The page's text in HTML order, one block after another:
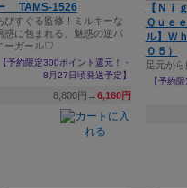
TAMS-1526
びすぐる監修！ミルキーな
惑に包まれる、魅惑の逆バ
ーガール♡
【予約限定300ポイント還元！・
8月27日頃発送予定】
8,800円→6,160円
【Ｎ
Ｑｕｅ
ル】Ｗ
０５）
足元から
【予約